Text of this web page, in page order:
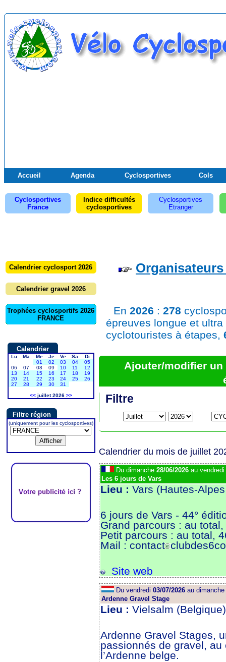
Accueil Agenda Cyclosportives Cols
Cyclosportives
France
Indice difficultés
cyclosportives
Cyclosportives
Etranger
Calendrier cyclosport 2026
Calendrier gravel 2026
Trophées cyclosportifs 2026
FRANCE
Calendrier
Lu Ma Me Je Ve Sa
Di
01
02 03 04
05
06
07 08 09 10 11
12
13
14 15 16 17 18
19
20
21 22 23 24 25
26
27
28 29 30
31
<<juillet 2026 >>
Filtre région
(uniquement pour les cyclosportives)
En 2026 : 278
épreuves longue et
cyclotouristes à étapes,
Ajouter/modifier un
Filtre
Calendrier du mois de juillet
Du dimanche 28/06/2026au vendredi
Les 6 jours de Vars
Lieu : Vars (Hautes-
6 jours de Vars - 44°
Grand parcours : au
Petit parcours : au total,
Mail : contact
Site web
Du vendredi 03/07/2026au dimanche
Ardenne Gravel Stage
Lieu : Vielsalm
Ardenne Gravel Stages,
passionnés de gravel,
l’Ardenne belge.